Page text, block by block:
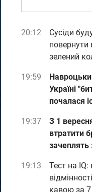
20:12
Сусіди
повернути
зелений
19:59
Україні
почалася
19:37
З 1
втратити
зачеплять
19:13
Тест на IQ:
кавою за 7